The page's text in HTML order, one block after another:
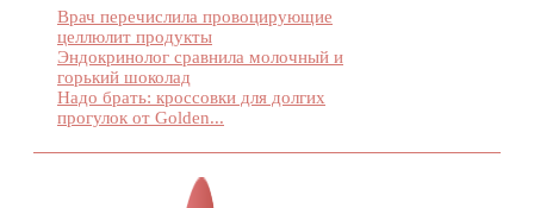
Врач перечислила провоцирующие
целлюлит продукты
Эндокринолог сравнила молочный и
горький шоколад
Надо брать: кроссовки для долгих
прогулок от Golden...